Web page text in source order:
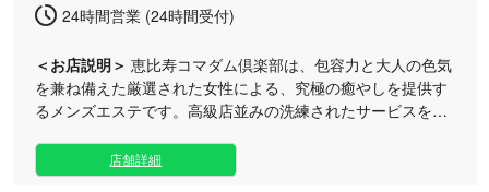
24時間営業 (24時間受付)
＜お店説明＞ 恵比寿コマダム倶楽部は、包容力と大人の色気
を兼ね備えた厳選された女性による、究極の癒やしを提供す
るメンズエステです。高級店並みの洗練されたサービスを、
もこだわっているのは、マニュアルに頼らない「心からの温
かいおもてなし」です。在籍するセラピストは、洗練された
店舗詳細